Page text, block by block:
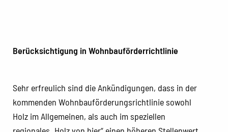
Berücksichtigung in Wohnbauförderrichtlinie
Sehr erfreulich sind die Ankündigungen, dass in der
kommenden Wohnbauförderungsrichtlinie sowohl
Holz im Allgemeinen, als auch im speziellen